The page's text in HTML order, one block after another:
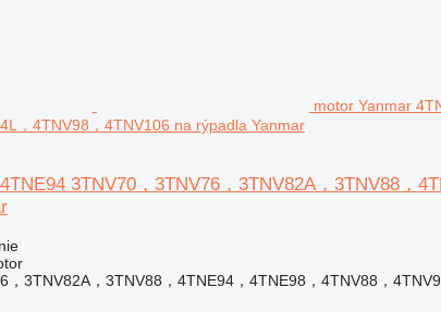
motor Yanmar
，4TNV98，4TNV106 na rýpadla Yanmar
3TNV70，3TNV76，3TNV82A，3TNV88，
，3TNV82A，3TNV88，4TNE94，4TNE98，4TNV88，